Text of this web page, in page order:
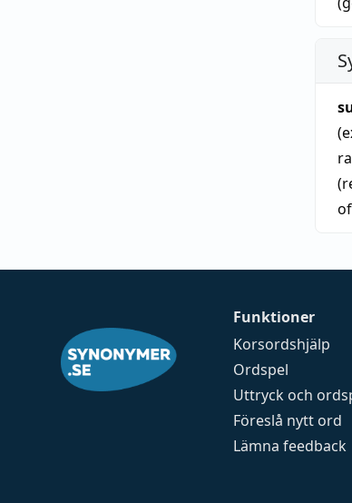
Funktioner
Korsordshjälp
Ordspel
Uttryck och
Föreslå nytt ord
Lämna feedback